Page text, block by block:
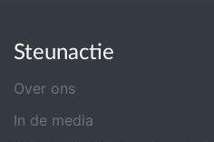
Steunactie
Over ons
In de media